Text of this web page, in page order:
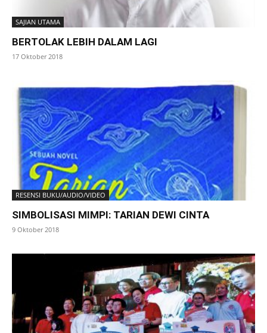
SAJIAN UTAMA
BERTOLAK LEBIH DALAM LAGI
17 Oktober 2018
RESENSI BUKU/AUDIO/VIDEO
SIMBOLISASI MIMPI: TARIAN DEWI CINTA
9 Oktober 2018